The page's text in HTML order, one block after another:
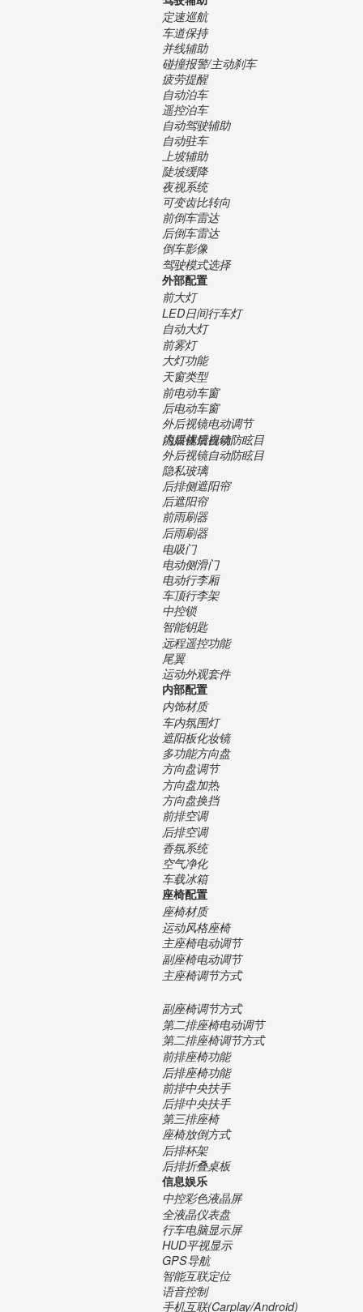
定速巡航
车道保持
并线辅助
碰撞报警/主动刹车
疲劳提醒
自动泊车
遥控泊车
自动驾驶辅助
自动驻车
上坡辅助
陡坡缓降
夜视系统
可变齿比转向
前倒车雷达
后倒车雷达
倒车影像
驾驶模式选择
外部配置
前大灯
LED日间行车灯
自动大灯
前雾灯
大灯功能
天窗类型
前电动车窗
后电动车窗
外后视镜电动调节
内后视镜自动防眩目
流媒体后视镜
外后视镜自动防眩目
隐私玻璃
后排侧遮阳帘
后遮阳帘
前雨刷器
后雨刷器
电吸门
电动侧滑门
电动行李厢
车顶行李架
中控锁
智能钥匙
远程遥控功能
尾翼
运动外观套件
内部配置
内饰材质
车内氛围灯
遮阳板化妆镜
多功能方向盘
方向盘调节
方向盘加热
方向盘换挡
前排空调
后排空调
香氛系统
空气净化
车载冰箱
座椅配置
座椅材质
运动风格座椅
主座椅电动调节
副座椅电动调节
主座椅调节方式
副座椅调节方式
第二排座椅电动调节
第二排座椅调节方式
前排座椅功能
后排座椅功能
前排中央扶手
后排中央扶手
第三排座椅
座椅放倒方式
后排杯架
后排折叠桌板
信息娱乐
中控彩色液晶屏
全液晶仪表盘
行车电脑显示屏
HUD平视显示
GPS导航
智能互联定位
语音控制
手机互联(Carplay/Android)